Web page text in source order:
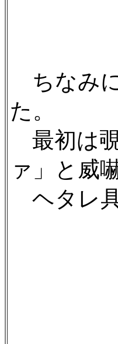
ちなみ
た。
最初は
ァ」と威
ヘタレ